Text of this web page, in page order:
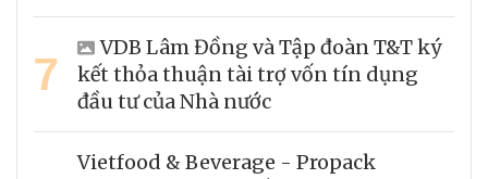
7
VDB Lâm Đồng và Tập đoàn T&T ký
kết thỏa thuận tài trợ vốn tín dụng
đầu tư của Nhà nước
Vietfood & Beverage - Propack